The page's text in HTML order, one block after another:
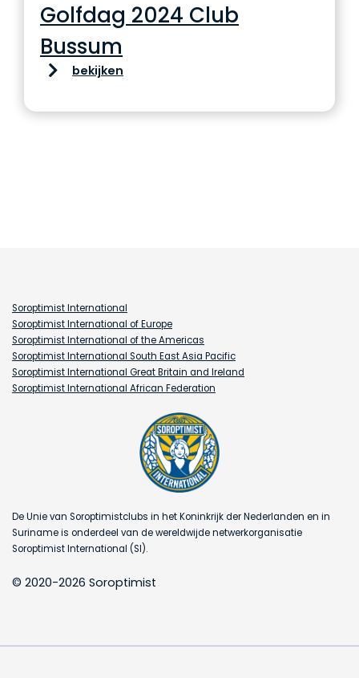
Golfdag 2024 Club
Bussum
bekijken
Soroptimist International
Soroptimist International of Europe
Soroptimist International of the Americas
Soroptimist International South East Asia Pacific
Soroptimist International Great Britain and Ireland
Soroptimist International African Federation
De Unie van Soroptimistclubs in het Koninkrijk der Nederlanden en in
Suriname is onderdeel van de wereldwijde netwerkorganisatie
Soroptimist International (SI).
© 2020-2026 Soroptimist